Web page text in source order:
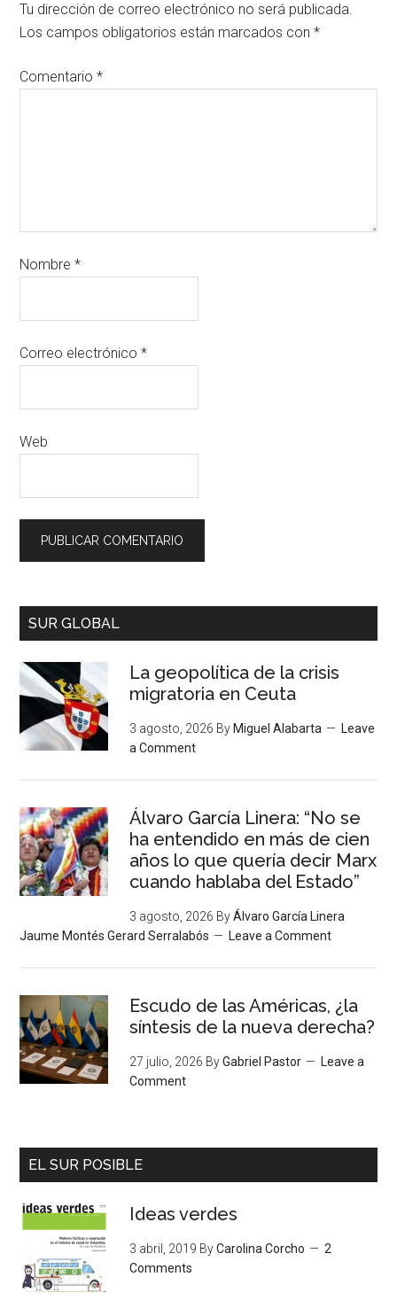
Tu dirección de correo electrónico no será publicada.
Los campos obligatorios están marcados con*
Comentario*
Nombre*
Correo electrónico*
Web
SUR GLOBAL
La geopolítica de la crisis
migratoria en Ceuta
3 agosto, 2026 By Miguel Alabarta
Leave
a Comment
Álvaro García Linera: “No se
ha entendido en más de cien
años lo que quería decir Marx
cuando hablaba del Estado”
3 agosto, 2026 ByÁlvaro García Linera
Jaume Montés Gerard Serralabós
Leave a Comment
Escudo de las Américas, ¿la
síntesis de la nueva derecha?
27 julio, 2026 ByGabriel Pastor
Leave a
Comment
EL SUR POSIBLE
Ideas verdes
3 abril, 2019 ByCarolina Corcho
2
Comments